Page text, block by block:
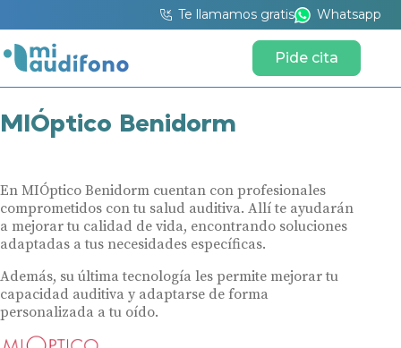
Te llamamos gratis Whatsapp
Pide cita
MIÓptico Benidorm
En MIÓptico Benidorm cuentan con profesionales
comprometidos con tu salud auditiva. Allí te ayudarán
a mejorar tu calidad de vida, encontrando soluciones
adaptadas a tus necesidades específicas.
Además, su última tecnología les permite mejorar tu
capacidad auditiva y adaptarse de forma
personalizada a tu oído.